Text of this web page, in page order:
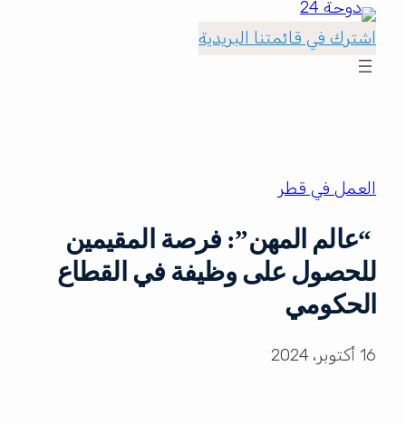
اشترك في قائمتنا البريدية
العمل في قطر
“عالم المهن”: فرصة المقيمين
للحصول على وظيفة في القطاع
الحكومي
16 أكتوبر، 2024